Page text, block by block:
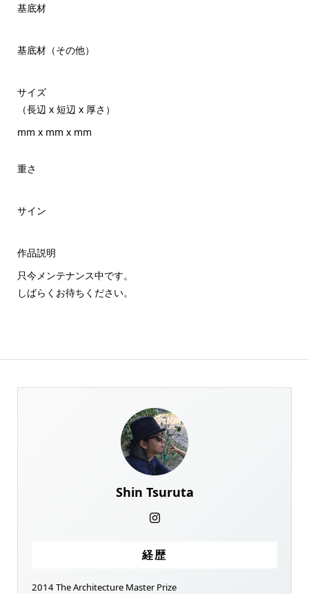
基底材
基底材（その他）
サイズ
（長辺 x 短辺 x 厚さ）
mm x mm x mm
重さ
サイン
作品説明
只今メンテナンス中です。
しばらくお待ちください。
Shin Tsuruta
経歴
2014 The Architecture Master Prize